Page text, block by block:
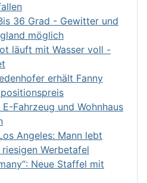
36 Grad - Gewitter und
möglich
läuft mit Wasser voll -
erhält Fanny
Fahrzeug und Wohnhaus
Angeles: Mann lebt
Werbetafel
Neue Staffel mit